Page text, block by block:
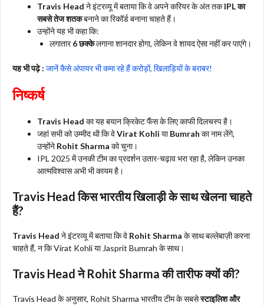
Travis Head ने इंटरव्यू में बताया कि वे अपने करियर के अंत तकIPL का
सबसे तेज शतकबनाने का रिकॉर्ड बनाना चाहते हैं।
उन्होंने यह भी कहा कि:
लगातार6 छक्केलगाना शानदार होगा, लेकिन वे शायद ऐसा नहीं कर पाएंगे।
यह भी पढ़े : जानें कैसे अंपायर भी कमा रहे हैं करोड़ों, खिलाड़ियों के बराबर!
निष्कर्ष
Travis Head का यह बयान क्रिकेट फैंस के लिए काफी दिलचस्प है।
जहां सभी को उम्मीद थी कि वेVirat Kohli याBumrah का नाम लेंगे,
उन्होंने Rohit Sharma को चुना।
IPL 2025 में उनकी टीम का प्रदर्शन उतार-चढ़ाव भरा रहा है, लेकिन उनका
आत्मविश्वास अभी भी कायम है।
Travis Head किस भारतीय खिलाड़ी के साथ खेलना चाहते
हैं?
Travis Head ने इंटरव्यू में बताया कि वे Rohit Sharma के साथ बल्लेबाज़ी करना
चाहते हैं, न कि Virat Kohli या Jasprit Bumrah के साथ।
Travis Head ने Rohit Sharma की तारीफ क्यों की?
Travis Head के अनुसार, Rohit Sharma भारतीय टीम के सबसेस्टाइलिश और